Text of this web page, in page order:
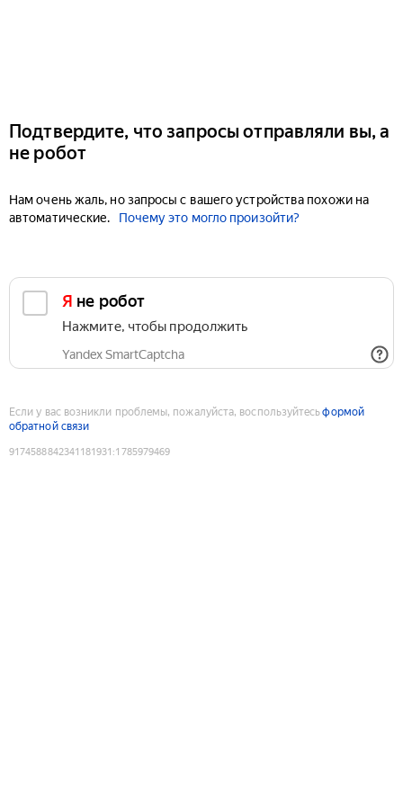
Подтвердите, что запросы отправляли вы, а
не робот
Нам очень жаль, но запросы с вашего устройства похожи на
автоматические.
Почему это могло произойти?
Я не робот
Нажмите, чтобы продолжить
Yandex SmartCaptcha
Если у вас возникли проблемы, пожалуйста, воспользуйтесьформой
обратной связи
9174588842341181931 :1785979469